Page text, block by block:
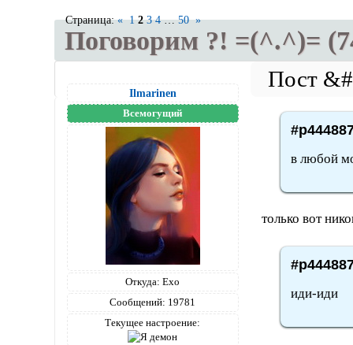
Поговорим ?! =(^.^)=
Страница:« 1 2 3 4 … 50 »
Ilmarinen
Всемогущий
Откуда: Ехо
Сообщений: 19781
Текущее настроение:
в любой
только вот
иди-иди